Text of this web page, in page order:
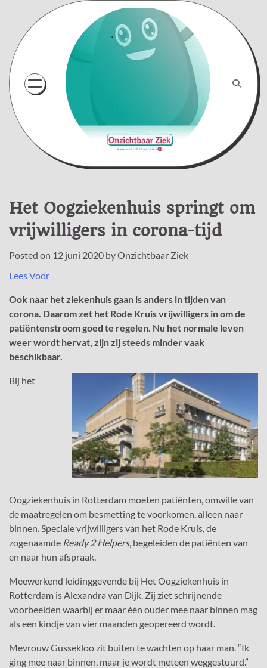
content
Het Oogziekenhuis springt om
vrijwilligers in corona-tijd
Posted on 12 juni 2020 byOnzichtbaar Ziek
Lees Voor
Ook naar het ziekenhuis gaan is anders in tijden van
corona. Daarom zet het Rode Kruis vrijwilligers in om de
patiëntenstroom goed te regelen. Nu het normale leven
weer wordt hervat, zijn zij steeds minder vaak
beschikbaar.
Bij het
Oogziekenhuis in Rotterdam moeten patiënten, omwille van
de maatregelen om besmetting te voorkomen, alleen naar
binnen. Speciale vrijwilligers van het Rode Kruis, de
zogenaamde Ready 2 Helpers, begeleiden de patiënten van
en naar hun afspraak.
Meewerkend leidinggevende bij Het Oogziekenhuis in
Rotterdam is Alexandra van Dijk. Zij ziet schrijnende
voorbeelden waarbij er maar één ouder mee naar binnen mag
als een kindje van vier maanden geopereerd wordt.
Mevrouw Gussekloo zit buiten te wachten op haar man. “Ik
ging mee naar binnen, maar je wordt meteen weggestuurd.”